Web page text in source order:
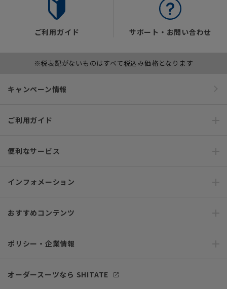
ご利用ガイド サポート・お問い合わせ
※税表記がないものはすべて税込み価格となります
キャンペーン情報
ご利用ガイド
便利なサービス
インフォメーション
おすすめコンテンツ
ポリシー・企業情報
オーダースーツなら SHITATE